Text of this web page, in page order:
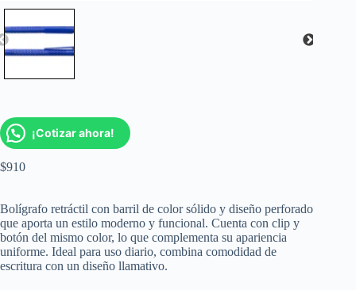
¡Cotizar ahora!
$910
Bolígrafo retráctil con barril de color sólido y diseño perforado
que aporta un estilo moderno y funcional. Cuenta con clip y
botón del mismo color, lo que complementa su apariencia
uniforme. Ideal para uso diario, combina comodidad de
escritura con un diseño llamativo.